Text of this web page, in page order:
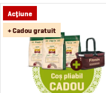
l
Cele mai scumpe
Cele mai vândute
Alfabetic
L
Acţiune
+ Cadou gratuit